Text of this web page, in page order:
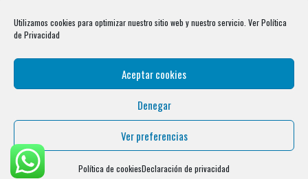
Utilizamos cookies para optimizar nuestro sitio web y nuestro servicio. Ver Política
de Privacidad
Aceptar cookies
Denegar
Ver preferencias
Política de cookiesDeclaración de privacidad
Rebel Barbell S.L. B66099904 Pasaje Rustullet 18, 08041 (Barcelona)
info@condalcrossfit.com © Copyright 2025 Condal Crossfit -Blog-Política de
Política de Cookies -Aviso Legal| Designed by